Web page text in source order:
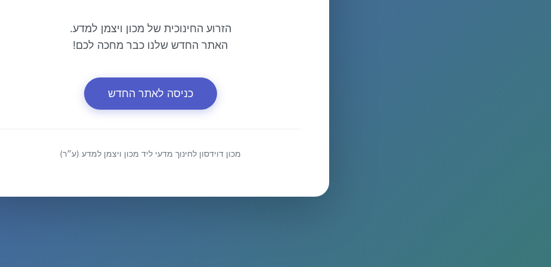
הזרוע החינוכית של מכון ויצמן למדע.
האתר החדש שלנו כבר מחכה לכם!
כניסה לאתר החדש
מכון דוידסון לחינוך מדעי ליד מכון ויצמן למדע (ע״ר)